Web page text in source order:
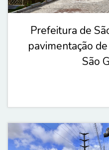
Prefeitura de
pavimentação
São